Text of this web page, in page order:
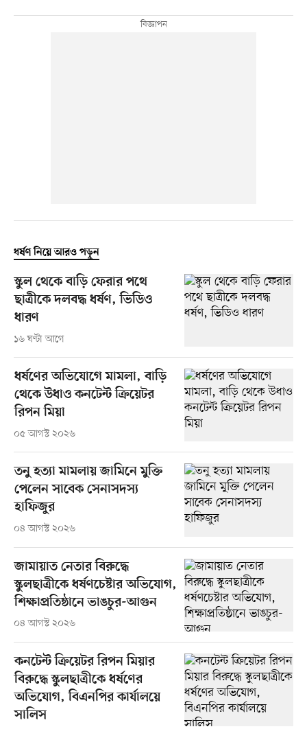
ধর্ষণ নিয়ে আরও পড়ুন
স্কুল থেকে বাড়ি ফেরার পথে
ছাত্রীকে দলবদ্ধ ধর্ষণ, ভিডিও
ধারণ
১৬ ঘণ্টা আগে
ধর্ষণের অভিযোগে মামলা, বাড়ি
থেকে উধাও কনটেন্ট ক্রিয়েটর
রিপন মিয়া
০৫ আগস্ট ২০২৬
তনু হত্যা মামলায় জামিনে মুক্তি
পেলেন সাবেক সেনাসদস্য
হাফিজুর
০৪ আগস্ট ২০২৬
জামায়াত নেতার বিরুদ্ধে
স্কুলছাত্রীকে ধর্ষণচেষ্টার অভিযোগ,
শিক্ষাপ্রতিষ্ঠানে ভাঙচুর-আগুন
০৪ আগস্ট ২০২৬
কনটেন্ট ক্রিয়েটর রিপন মিয়ার
বিরুদ্ধে স্কুলছাত্রীকে ধর্ষণের
অভিযোগ, বিএনপির কার্যালয়ে
সালিস